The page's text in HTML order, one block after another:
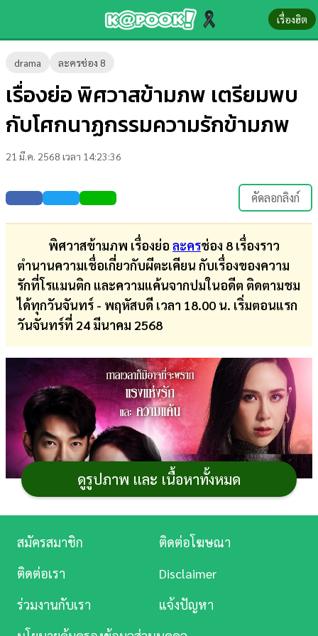
เรื่องฮิต
drama ละครช่อง 8
เรื่องย่อ พิศวาสข้ามภพ เตรียมพบ
กับโศกนาฏกรรมความรักข้ามภพ
21 มี.ค. 2568 เวลา 14:23:36
คัดลอกลิงก์
พิศวาสข้ามภพ เรื่องย่อ ละครช่อง 8 เรื่องราว
ตำนานความเชื่อเกี่ยวกับผีตะเคียน กับเรื่องของความ
รักที่โรแมนติก และความแค้นจากปมในอดีต ติดตามชม
ได้ทุกวันจันทร์ - พฤหัสบดี เวลา 18.00 น. เริ่มตอนแรก
วันจันทร์ที่ 24 มีนาคม 2568
ดูรูปภาพ และ เนื้อหาทั้งหมด
ข่าว-
ความ
รู้
บันเทิง
ตรวจ
ผล
บอล
สด
การ
เงิน
การ
ศึกษา
บันเทิง
ดู
Music
สมัครสมาชิก
ติดต่อโฆษณา
ติดต่อเรา
Disclaimer
ร่วมงานกับเรา
แจ้งปัญหา